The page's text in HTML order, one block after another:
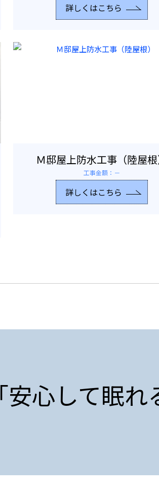
詳しくはこちら
Ｍ邸屋上防水工事（陸屋根
工事金額：－
詳しくはこちら
「安心して眠